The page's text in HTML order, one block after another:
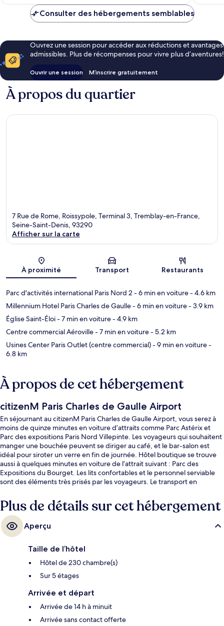
169 $ CA
Consulter des hébergements semblables
Ouvrez une session pour accéder aux réductions et avantages
admissibles. Plus de récompenses pour vivre plus d’aventures!
Ouvrir une session M’inscrire gratuitement
À propos du quartier
7 Rue de Rome, Roissypole, Terminal 3, Tremblay-en-France,
Seine-Saint-Denis, 93290
Afficher sur la carte
À proximité Transport Restaurants
Parc d'activités international Paris Nord 2 - 6 min en voiture- 4.6 km
Millennium Hotel Paris Charles de Gaulle- 6 min en voiture- 3.9 km
Église Saint-Éloi- 7 min en voiture- 4.9 km
Centre commercial Aéroville- 7 min en voiture- 5.2 km
Usines Center Paris Outlet (centre commercial)- 9 min en voiture-
6.8 km
À propos de cet hébergement
citizenM Paris Charles de Gaulle Airport
En séjournant au citizenM Paris Charles de Gaulle Airport, vous serez à
moins de quinze minutes en voiture d’attraits comme Parc Astérix et
Parc des expositions Paris Nord Villepinte. Les voyageurs qui souhaitent
manger une bouchée peuvent se diriger au café, et le bar-salon est
idéal pour siroter un verre en fin de journée. Hôtel boutique se trouve
aussi à quelques minutes en voiture de l’attrait suivant : Parc des
Expositions du Bourget. Les lits confortables et le personnel serviable
sont des éléments très prisés par les voyageurs. Le transport en
seulement 5 minutes à pied.
Plus de détails sur cet hébergement
Aperçu
Taille de l’hôtel
Hôtel de 230 chambre(s)
Sur 5 étages
Arrivée et départ
Arrivée de 14 h à minuit
Arrivée sans contact offerte